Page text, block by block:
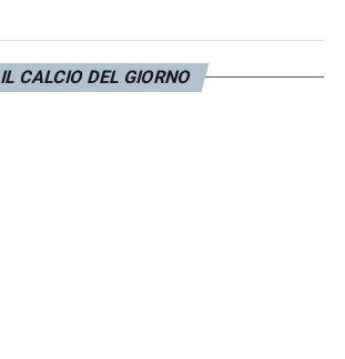
IL CALCIO DEL GIORNO